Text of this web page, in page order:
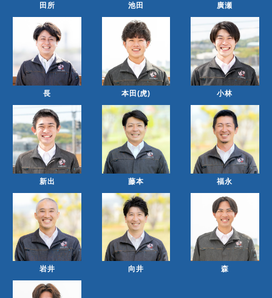
田所 池田 廣瀬
長 本田(虎) 小林
新出 藤本 福永
岩井 向井 森